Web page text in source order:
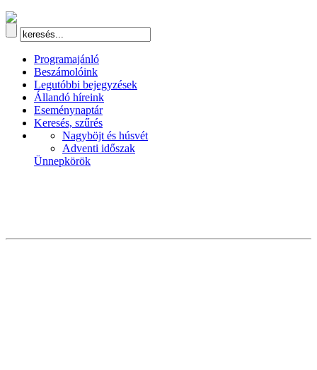
Programajánló
Beszámolóink
Legutóbbi bejegyzések
Állandó híreink
Eseménynaptár
Keresés, szűrés
Nagyböjt és húsvét
Adventi időszak
Ünnepkörök